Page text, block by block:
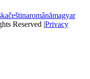
češtinaromânămagyar
Reserved |Privacy